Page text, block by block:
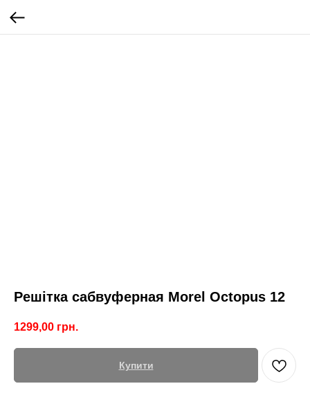
Решітка сабвуферная Morel Octopus 12
1299,00 грн.
Купити